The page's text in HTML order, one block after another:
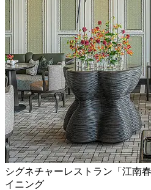
シグネチャーレストラン「江南
イニング